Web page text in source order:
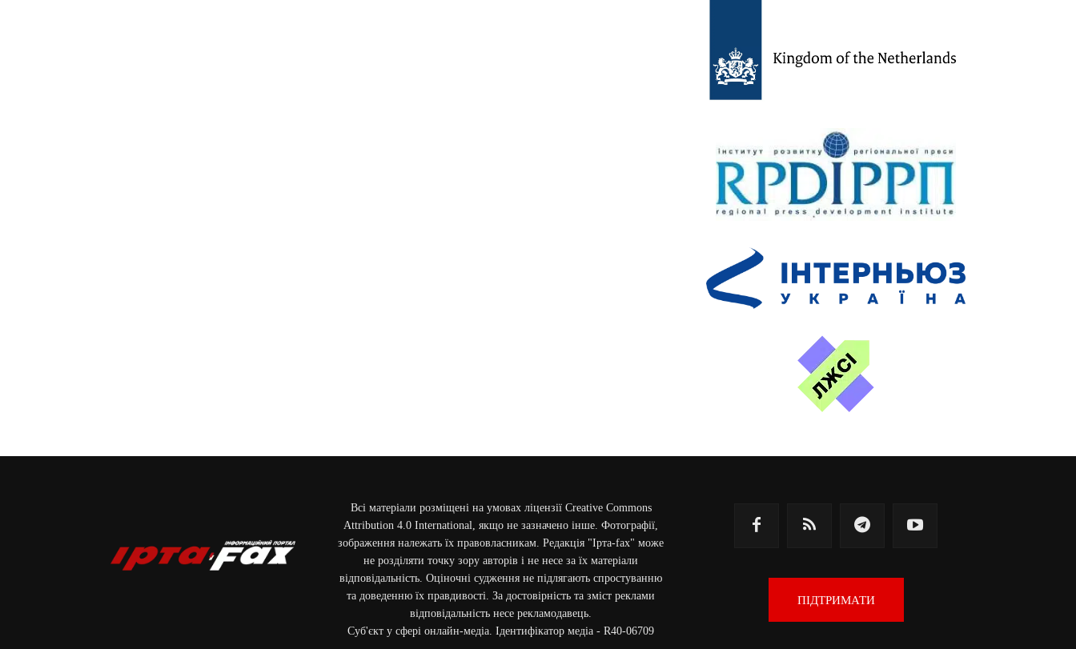
Всі матеріали розміщені на умовах ліцензії Creative Commons
Attribution 4.0 International, якщо не зазначено інше. Фотографії,
зображення належать їх правовласникам. Редакція "Ірта-fax" може
не розділяти точку зору авторів і не несе за їх матеріали
відповідальність. Оціночні судження не підлягають спростуванню
та доведенню їх правдивості. За достовірність та зміст реклами
відповідальність несе рекламодавець.
Cуб'єкт у сфері онлайн-медіа. Ідентифікатор медіа - R40-06709
ПІДТРИМАТИ